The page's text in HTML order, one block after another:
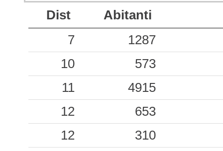
0.38
CSC
0.30
AMT
0.19
SCO
0.13
CLF
0.11
CNO
0.09
TRE
Dist
Abitanti
7
1287
10
573
11
4915
12
653
12
310